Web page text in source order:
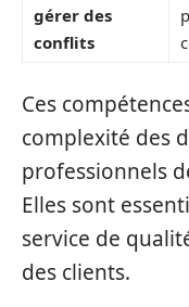
gérer des
conflits
Ces
complexité des
professionnels
Elles sont
service de
des clients.